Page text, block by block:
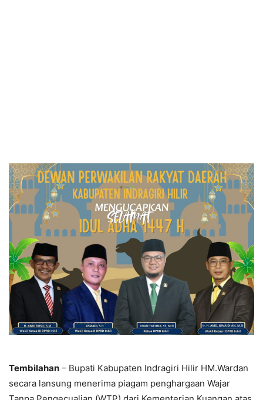
Tembilahan – Bupati Kabupaten Indragiri Hilir HM.Wardan
secara lansung menerima piagam penghargaan Wajar